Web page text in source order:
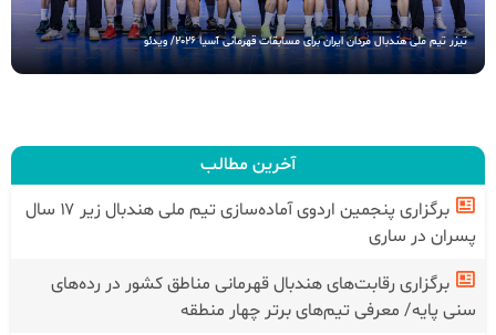
تیزر تیم ملی هندبال مردان ایران برای مسابقات قهرمانی آسیا 2026/ ویدئو
آخرین مطالب
برگزاری پنجمین اردوی آماده‌سازی تیم ملی هندبال زیر ۱۷ سال
پسران در ساری
برگزاری رقابت‌های هندبال قهرمانی مناطق کشور در رده‌های
سنی پایه/ معرفی تیم‌های برتر چهار منطقه